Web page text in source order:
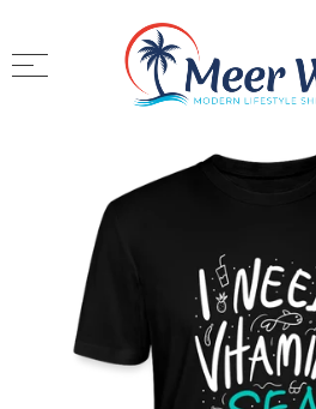
Menü zurück
T-Shirt Girls
Hoodies